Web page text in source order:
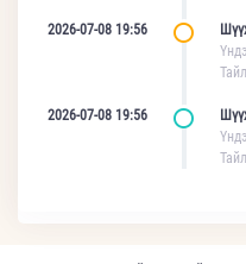
2026-07-08 19:56
2026-07-08 19:56